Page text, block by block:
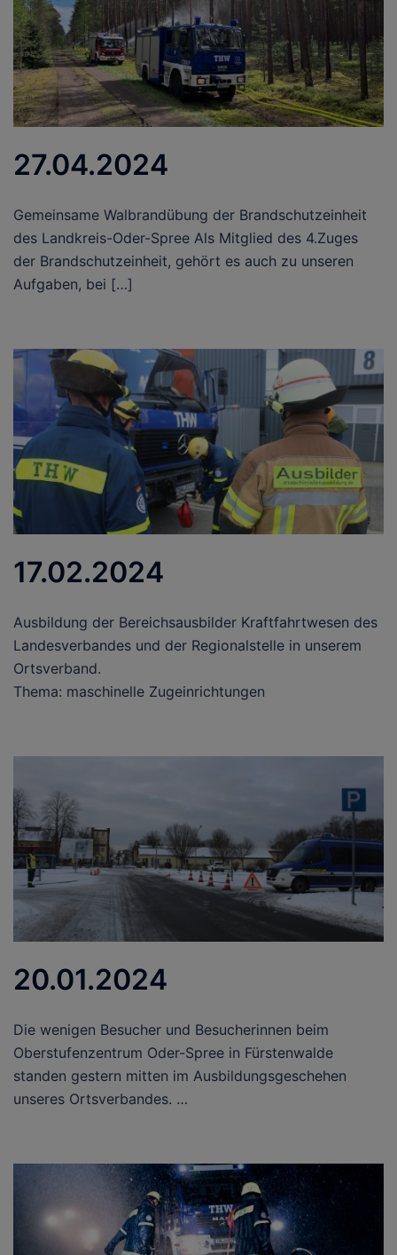
27.04.2024
Gemeinsame Walbrandübung der Brandschutzeinheit
des Landkreis-Oder-Spree Als Mitglied des 4.Zuges
der Brandschutzeinheit, gehört es auch zu unseren
Aufgaben, bei […]
17.02.2024
Ausbildung der Bereichsausbilder Kraftfahrtwesen des
Landesverbandes und der Regionalstelle in unserem
Ortsverband.
Thema: maschinelle Zugeinrichtungen
20.01.2024
Die wenigen Besucher und Besucherinnen beim
Oberstufenzentrum Oder-Spree in Fürstenwalde
standen gestern mitten im Ausbildungsgeschehen
unseres Ortsverbandes. …